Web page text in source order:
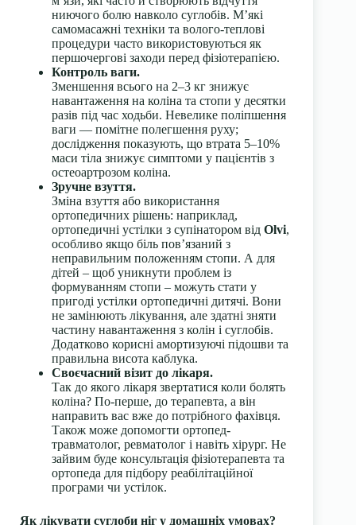
ниючого болю навколо суглобів. М’які
самомасажні техніки та волого-теплові
процедури часто використовуються як
першочергові заходи перед фізіотерапією.
Контроль ваги.
Зменшення всього на 2–3 кг знижує
навантаження на коліна та стопи у десятки
разів під час ходьби. Невелике поліпшення
ваги — помітне полегшення руху;
дослідження показують, що втрата 5–10%
маси тіла знижує симптоми у пацієнтів з
остеоартрозом коліна.
Зручне взуття.
Зміна взуття або використання
ортопедичних рішень: наприклад,
ортопедичні устілки з супінатором від Olvi,
особливо якщо біль пов’язаний з
неправильним положенням стопи. А для
дітей – щоб уникнути проблем із
формуванням стопи – можуть стати у
пригоді устілки ортопедичні дитячі. Вони
не замінюють лікування, але здатні зняти
частину навантаження з колін і суглобів.
Додатково корисні амортизуючі підошви та
правильна висота каблука.
Своєчасний візит до лікаря.
Так до якого лікаря звертатися коли болять
коліна? По-перше, до терапевта, а він
направить вас вже до потрібного фахівця.
Також може допомогти ортопед-
травматолог, ревматолог і навіть хірург. Не
зайвим буде консультація фізіотерапевта та
ортопеда для підбору реабілітаційної
програми чи устілок.
Як лікувати суглоби ніг у домашніх умовах?